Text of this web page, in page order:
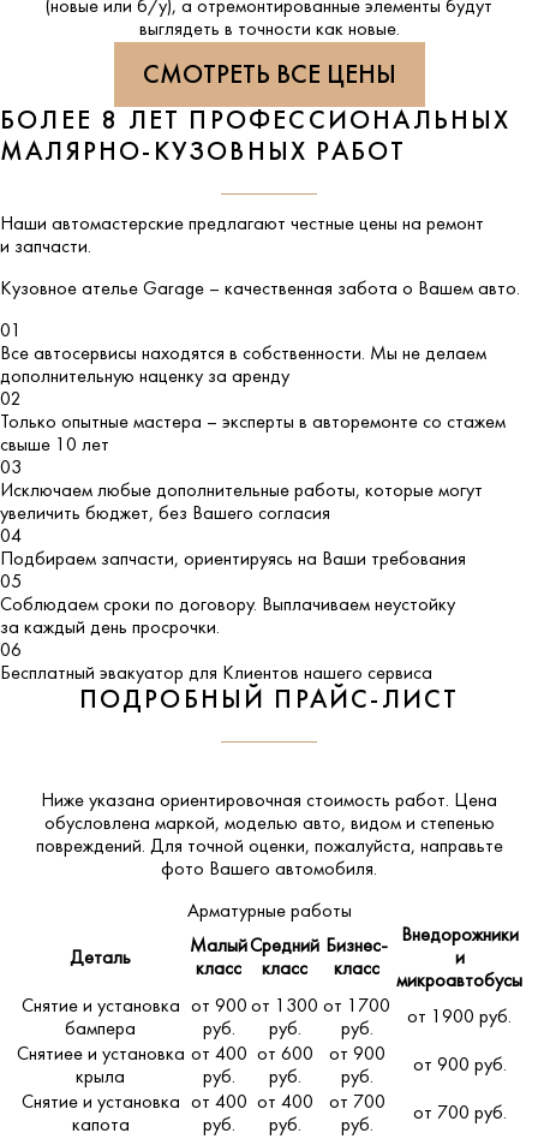
(новые или б/у), а отремонтированные элементы будут
выглядеть в точности как новые.
СМОТРЕТЬ ВСЕ ЦЕНЫ
БОЛЕЕ 8 ЛЕТ ПРОФЕССИОНАЛЬНЫХ
МАЛЯРНО-КУЗОВНЫХ РАБОТ
Наши автомастерские предлагают честные цены на ремонт
и запчасти.
Кузовное ателье Garage – качественная забота о Вашем авто.
01
Все автосервисы находятся в собственности. Мы не делаем
дополнительную наценку за аренду
02
Только опытные мастера – эксперты в авторемонте со стажем
свыше 10 лет
03
Исключаем любые дополнительные работы, которые могут
увеличить бюджет, без Вашего согласия
04
Подбираем запчасти, ориентируясь на Ваши требования
05
Соблюдаем сроки по договору. Выплачиваем неустойку
за каждый день просрочки.
06
Бесплатный эвакуатор для Клиентов нашего сервиса
ПОДРОБНЫЙ ПРАЙС-ЛИСТ
Ниже указана ориентировочная стоимость работ. Цена
обусловлена маркой, моделью авто, видом и степенью
повреждений. Для точной оценки, пожалуйста, направьте
фото Вашего автомобиля.
Арматурные работы
Деталь
Малый
класс
Средний
класс
Бизнес-
класс
Внедорожники
и
микроавтобусы
Снятие и установка
бампера
от 900
руб.
от 1300
руб.
от 1700
руб.
от 1900 руб.
Снятиее и установка
крыла
от 400
руб.
от 600
руб.
от 900
руб.
от 900 руб.
Снятие и установка
капота
от 400
руб.
от 400
руб.
от 700
руб.
от 700 руб.